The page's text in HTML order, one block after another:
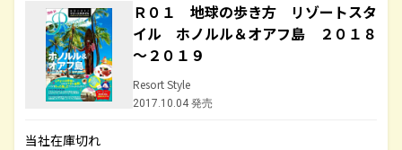
Ｒ０１ 地球の歩き方 リゾートスタ
イル ホノルル＆オアフ島 ２０１８
～２０１９
Resort Style
2017.10.04 発売
当社在庫切れ